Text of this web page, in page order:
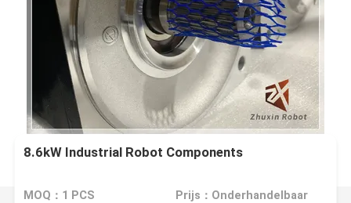
8.6kW Industrial Robot Components
MOQ：1 PCS Prijs：Onderhandelbaar